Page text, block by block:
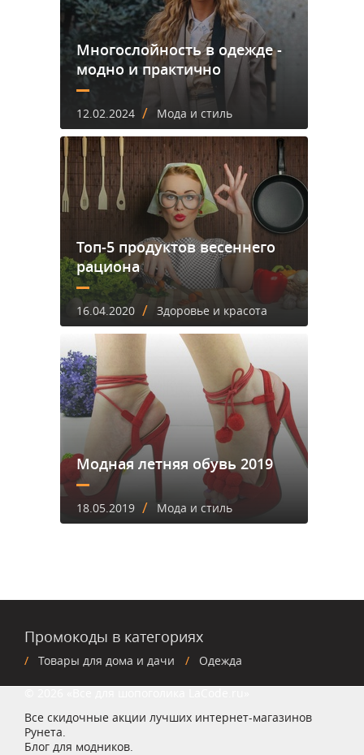
Многослойность в одежде -
модно и практично
12.02.2024 / Мода и стиль
Топ-5 продуктов весеннего
рациона
16.04.2020 / Здоровье и красота
Модная летняя обувь 2019
18.05.2019 / Мода и стиль
Промокоды в категориях
Товары для дома и дачи Одежда
Все скидочные акции лучших интернет-магазинов
Рунета.
Блог для модников.